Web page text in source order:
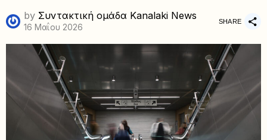
by Συντακτική ομάδα Kanalaki News
16 Μαΐου 2026
SHARE